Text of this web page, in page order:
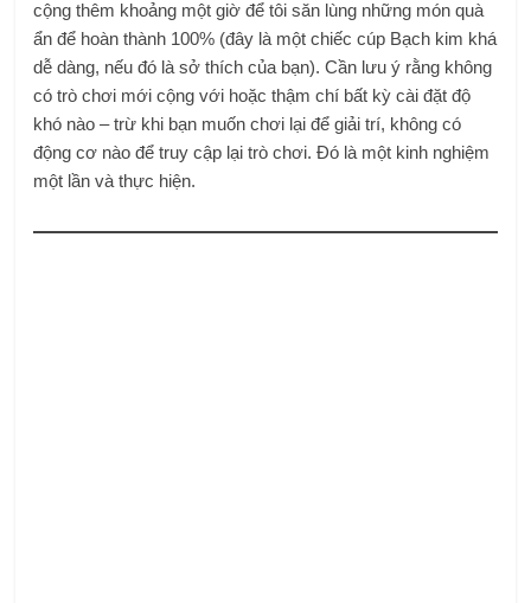
cộng thêm khoảng một giờ để tôi săn lùng những món quà
ẩn để hoàn thành 100% (đây là một chiếc cúp Bạch kim khá
dễ dàng, nếu đó là sở thích của bạn). Cần lưu ý rằng không
có trò chơi mới cộng với hoặc thậm chí bất kỳ cài đặt độ
khó nào – trừ khi bạn muốn chơi lại để giải trí, không có
động cơ nào để truy cập lại trò chơi. Đó là một kinh nghiệm
một lần và thực hiện.